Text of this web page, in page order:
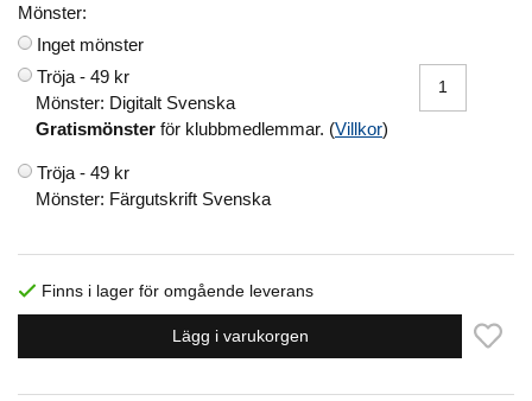
Mönster:
Inget mönster
Tröja - 49 kr
Mönster: Digitalt Svenska
Gratismönster för klubbmedlemmar. (Villkor)
Tröja - 49 kr
Mönster: Färgutskrift Svenska
Finns i lager för omgående leverans
Lägg i varukorgen